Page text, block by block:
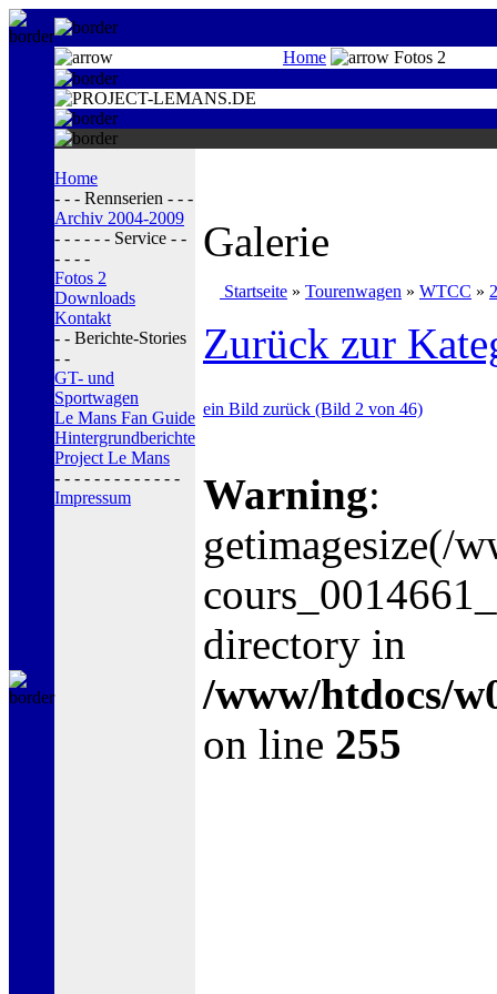
Home Fotos 2
Home
- - - Rennserien - - -
Archiv 2004-2009
- - - - - - Service - -
- - - -
Fotos 2
Downloads
Kontakt
- - Berichte-Stories
- -
GT- und
Sportwagen
Le Mans Fan Guide
Hintergrundberichte
Project Le Mans
- - - - - - - - - - - - -
Impressum
Galerie
Startseite » Tourenwagen » WTCC »
Zurück zur
ein Bild zurück (Bild 2 von 46)
Warning:
getimagesize(/
directory in
/www/htdocs/
on line 255